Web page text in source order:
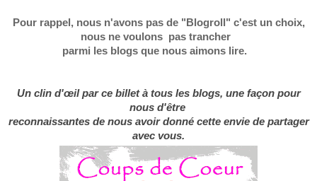
Pour rappel, nous n'avons pas de "Blogroll" c'est un choix,
nous ne voulons pas trancher
parmi les blogs que nous aimons lire.
Un clin d'œil par ce billet à tous les blogs, une façon pour
nous d'être
reconnaissantes de nous avoir donné cette envie de partager
avec vous.